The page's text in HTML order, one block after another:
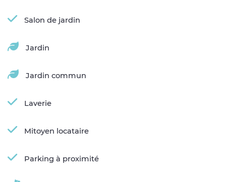
Salon de jardin
Jardin
Jardin commun
Laverie
Mitoyen locataire
Parking à proximité